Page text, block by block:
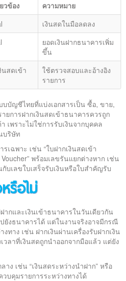
วข้อง
ความหมาย
เงินสดในมือลดลง
ยอดเงินฝากธนาคารเพิ่ม
ขึ้น
นสดเข้า
ใช้ตรวจสอบและอ้างอิง
รายการ
บัญชีไทยที่แบ่งเอกสารเป็น ซื้อ, ขาย,
ยการฝากเงินสดเข้าธนาคารควรถูก
เพราะไม่ใช่การรับเงินจากบุคคล
บริษัท
เฉพาะ เช่น “ใบฝากเงินสดเข้า
พร้อมเลขรันแยกต่างหาก เช่น
บเลขใบเสร็จรับเงินหรือใบสำคัญรับ
รือไม่
กและเงินเข้าธนาคารในวันเดียวกัน
ยังธนาคารได้ แต่ในงานจริงอาจมีกรณี
ทาง เช่น ฝากเงินผ่านเครื่องรับฝากเงิน
วลาที่เงินสดถูกนำออกจากมือแล้ว แต่ยัง
ง เช่น “เงินสดระหว่างนำฝาก” หรือ
วบคุมรายการระหว่างทางได้